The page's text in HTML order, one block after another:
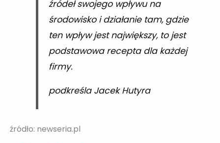
źródeł swojego wpływu na
środowisko i działanie tam, gdzie
ten wpływ jest największy, to jest
podstawowa recepta dla każdej
firmy.
podkreśla Jacek Hutyra
źródło: newseria.pl